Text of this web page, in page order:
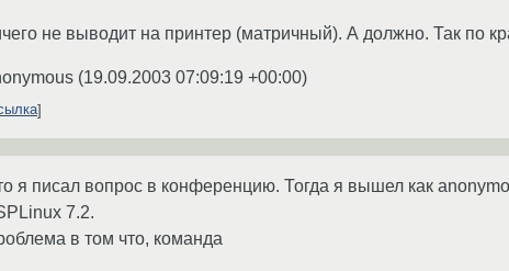
не выводит на принтер (матричный). А должно. Так по
(19.09.2003 07:09:19 +00:00)
я писал вопрос в конференцию. Тогда я вышел как
7.2.
в том что, команда